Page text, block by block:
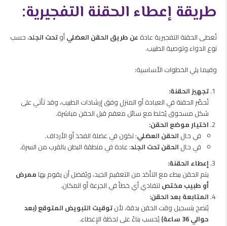
طريقة إعطاء الحقنة التفجيرية:
تُعطى الحقنة التفجيرية عادة عن طريق الحقن العضليأوتحت الجلد، حسب
نوع الدواء وتوصية الطبيب.
وفيما يلي الخطوات الأساسية:
تجهيز الحقنة:
تُحضّر الحقنة في العيادة أو المنزل وفق إرشادات الطبيب، وقد تأتي على
شكل مسحوق يُخلط مع سائل معقم قبل الحقن مباشرة.
اختيار موضع الحقن:
في حال الحقن العضلي: تكون في عضلة الفخذ أو الأرداف.
في حال الحقن تحت الجلد: عادة في منطقة البطن بالقرب من السرة.
إعطاء الحقنة:
يتم الحقن ببطء مع التأكد من التعقيم الجيد، ويُفضل أن يقوم بها ممرض
أو طبيب مختص لتفادي أي خطأ في الجرعة أو المكان.
المتابعة بعد الحقن:
يُنصح بتسجيل وقت الحقن بدقة، لأنتوقيت التبويض المتوقع (بعد
حوالي 36 ساعة)
يُحسب بناءً على لحظة الإعطاء.